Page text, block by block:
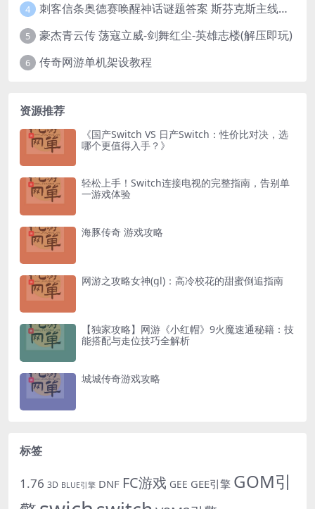
4 刺客信条奥德赛唤醒神话谜题答案 斯芬克斯主线攻略
5 豪杰青云传 荡寇立威-剑舞红尘-英雄志楼(解压即玩)
6 传奇网游单机架设教程
资源推荐
《国产Switch VS 日产Switch：性价比对决，选
哪个更值得入手？》
轻松上手！Switch连接电视的完整指南，告别单
一游戏体验
海豚传奇 游戏攻略
网游之攻略女神(gl)：高冷校花的甜蜜倒追指南
【独家攻略】网游《小红帽》9火魔速通秘籍：技
能搭配与走位技巧全解析
城城传奇游戏攻略
标签
1.76 3D BLUE引擎 DNF FC游戏 GEE GEE引擎 GOM引